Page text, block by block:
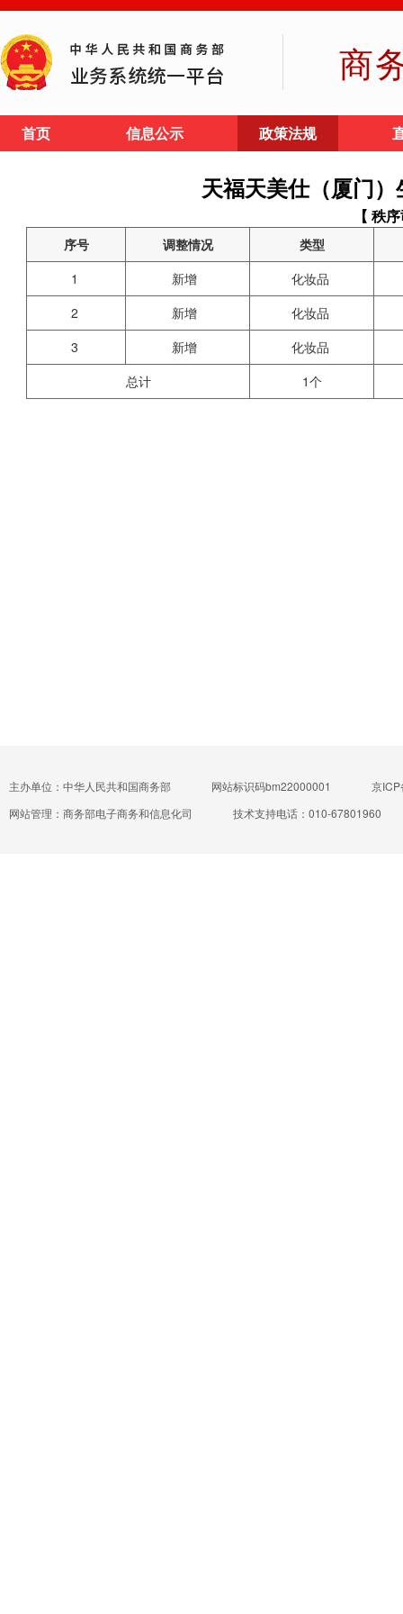
商
首页 信息公示 政策法规
天福天美仕（厦门
【 秩
序号 调整情况
类型
1
新增
化妆品
2
新增
化妆品
3
新增
化妆品
总计
1个
主办单位：中华人民共和国商务部 网站标识码bm22000001
京
网站管理：商务部电子商务和信息化司
技术支持电话：010-67801960